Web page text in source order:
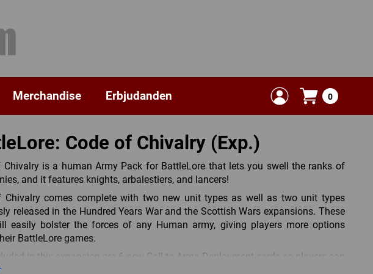
Merchandise Erbjudanden 0
Code of Chivalry (Exp.)
Chivalry is a human Army Pack for BattleLore that lets you swell the ranks of
and it features knights, arbalestiers, and lancers!
Chivalry comes complete with two new unit types as well as two unit types
released in the Hundred Years War and the Scottish Wars expansions. These
easily bolster the forces of any Human army, giving players more options
BattleLore games.
in this expansion are 6 new Call to Arms Deployment cards so players can
their adventures. Rather than using the pre-constructed armies found in the